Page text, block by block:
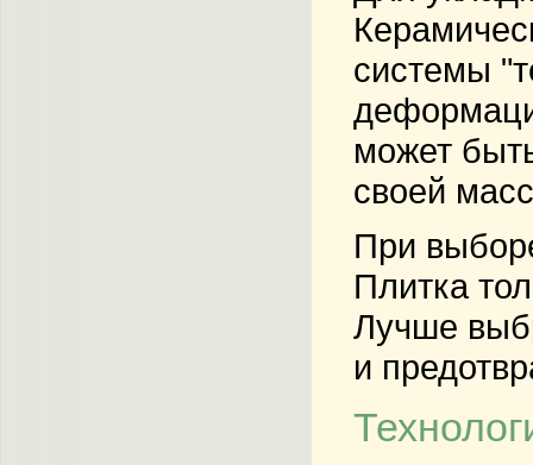
системы
может
своей
При
Плитка
Лучше
и